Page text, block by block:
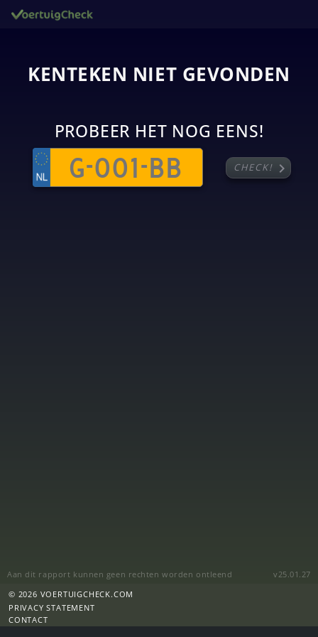
KENTEKEN NIET GEVONDEN
PROBEER HET NOG EENS!
CHECK! chevron_right
Aan dit rapport kunnen geen rechten worden ontleend
v25.01.27
© 2026 VOERTUIGCHECK.COM
PRIVACY STATEMENT
CONTACT